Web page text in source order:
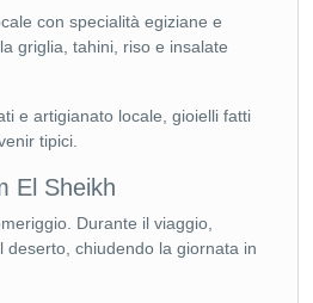
con specialità egiziane e
griglia, tahini, riso e insalate
e artigianato locale, gioielli fatti
tipici.
El Sheikh
Durante il viaggio,
deserto, chiudendo la giornata in